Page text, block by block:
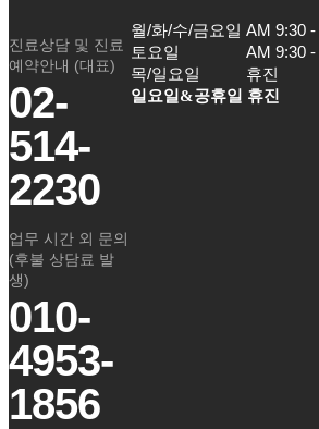
진료상담 및 진료
예약안내 (대표)
02-
514-
2230
업무 시간 외 문의
(후불 상담료 발
생)
010-
4953-
1856
월/화/수/금요일
토요일
목/일요일
AM 9:30
AM 9:30
휴진
일요일&공휴일 휴진